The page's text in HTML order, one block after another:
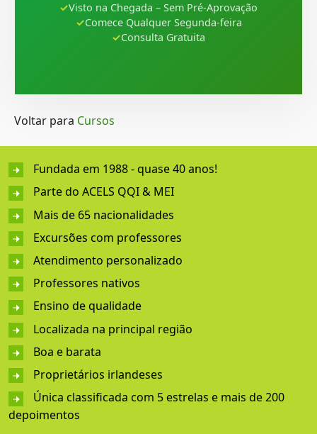
Visto na Chegada – Sem Pré-Aprovação
Comece Qualquer Segunda-feira
Consulta Gratuita
Voltar para Cursos
Fundada em 1988 - quase 40 anos!
Parte do ACELS QQI & MEI
Mais de 65 nacionalidades
Excursões com professores
Atendimento personalizado
Professores nativos
Ensino de qualidade
Localizada na principal região
Boa e barata
Proprietários irlandeses
Única classificada com 5 estrelas e mais de 200
depoimentos